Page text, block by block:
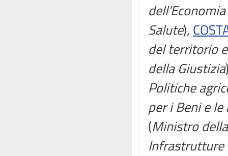
Salute),
del territorio
della Giustizia
Politiche
per i Beni e
(Ministro
Infrastrutture